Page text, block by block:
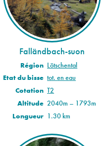
Falländbach-suon
Région Lötschental
Etat du bisse tot. en eau
Cotation T2
Altitude 2040m – 1793m
Longueur 1.30 km